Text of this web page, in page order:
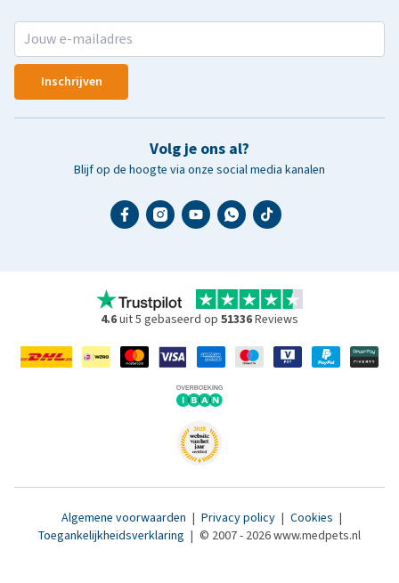
Inschrijven
Volg je ons al?
Blijf op de hoogte via onze social media kanalen
4.6uit 5 gebaseerd op 51336Reviews
Algemene voorwaarden | Privacy policy | Cookies |
Toegankelijkheidsverklaring | © 2007 - 2026 www.medpets.nl